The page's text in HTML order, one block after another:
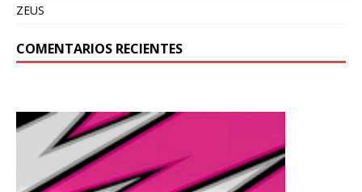
ZEUS
COMENTARIOS RECIENTES